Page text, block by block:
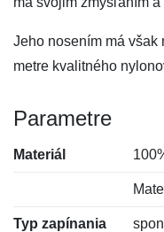
Jeho nosením má však
metre kvalitného
Parametre
Materiál
Typ zapínania